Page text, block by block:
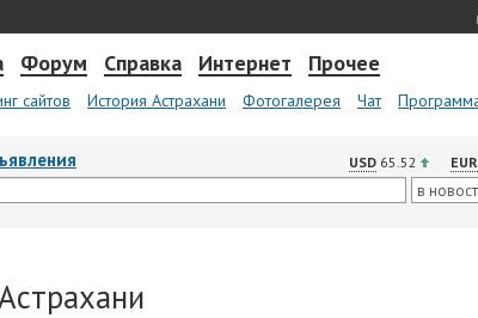
Форум Справка Интернет Прочее
сайтов История Астрахани Фотогалерея Чат
USD 65.52 EUR